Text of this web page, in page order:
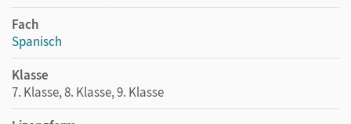
Fach
Spanisch
Klasse
7. Klasse, 8. Klasse, 9. Klasse